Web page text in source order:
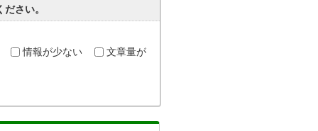
さい。
情報が少ない 文章量が